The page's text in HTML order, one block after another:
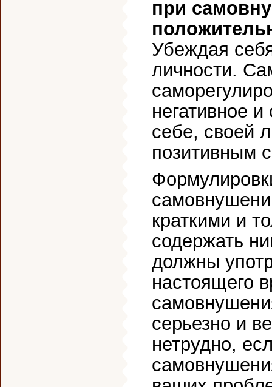
при
Убеждая
личности.
негативное
себе, своей
позитивным
краткими и
содержать
должны
настоящего
серьезно и
нетрудно,